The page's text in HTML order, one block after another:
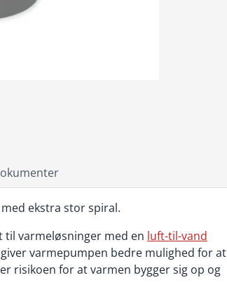
ekstra stor spiral.
til varmeløsninger med en luft-til-vand
varmepumpen bedre mulighed for at
risikoen for at varmen bygger sig op og